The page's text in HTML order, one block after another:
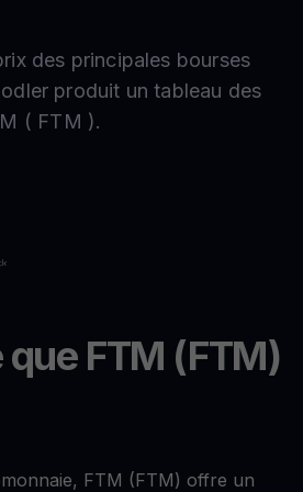
des principales bourses
produit un tableau des
( FTM ).
FTM (FTM)
FTM (FTM) offre un